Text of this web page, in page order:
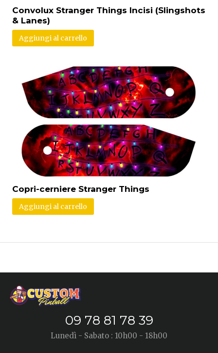
Convolux Stranger Things Incisi (Slingshots
& Lanes)
Aggiungi al carrello
Copri-cerniere Stranger Things
Aggiungi al carrello
09 78 81 78 39
Lunedì - Sabato : 10h00 - 18h00